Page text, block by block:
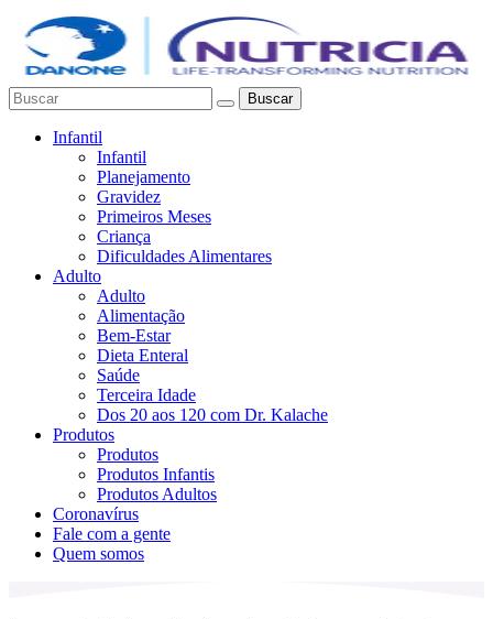
Buscar
Infantil
Infantil
Planejamento
Gravidez
Primeiros Meses
Criança
Dificuldades Alimentares
Adulto
Adulto
Alimentação
Bem-Estar
Dieta Enteral
Saúde
Terceira Idade
Dos 20 aos 120 com Dr. Kalache
Produtos
Produtos
Produtos Infantis
Produtos Adultos
Coronavírus
Fale com a gente
Quem somos